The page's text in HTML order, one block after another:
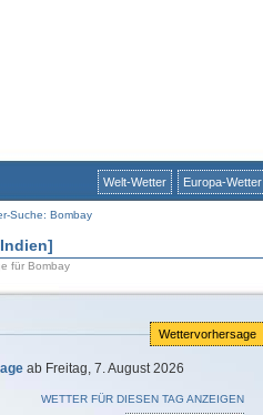
Welt-Wetter Europa-Wetter
Suche: Bombay
für Bombay
Wettervorhersage
ab Freitag, 7. August 2026
WETTER FÜR DIESEN TAG ANZEIGEN